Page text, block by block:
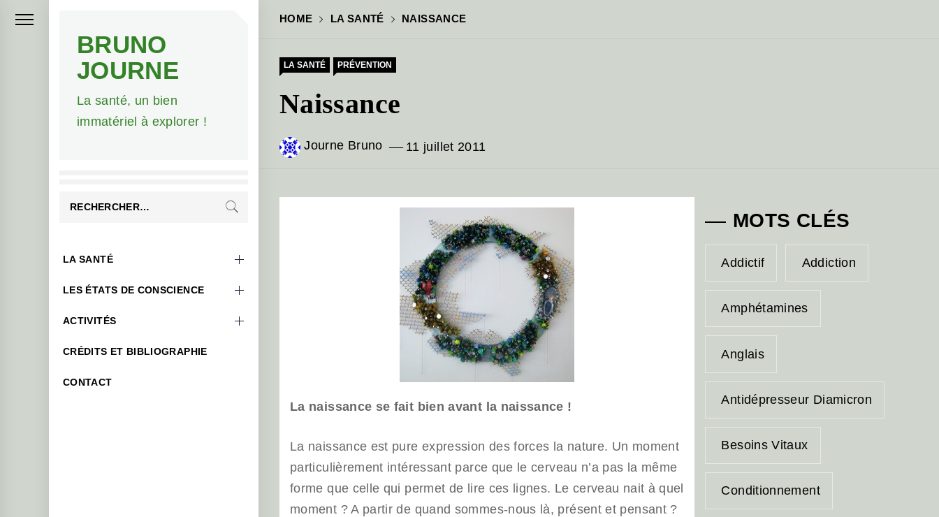
BRUNO
JOURNE
La santé, un bien
immatériel à explorer !
Rechercher :
Primary
LA SANTÉ
LES ÉTATS DE CONSCIENCE
ACTIVITÉS
CRÉDITS ET BIBLIOGRAPHIE
CONTACT
HOME LA SANTÉ NAISSANCE
LA SANTÉ PRÉVENTION
Naissance
Journe Bruno 11 juillet 2011
La naissance se fait bien avant la naissance !
La naissance est pure expression des forces la nature. Un moment
particulièrement intéressant parce que le cerveau n’a pas la même
forme que celle qui permet de lire ces lignes. Le cerveau nait à quel
moment ? A partir de quand sommes-nous là, présent et pensant ?
MOTS CLÉS
Addictif Addiction
Amphétamines
Anglais
Antidépresseur Diamicron
Besoins Vitaux
Conditionnement